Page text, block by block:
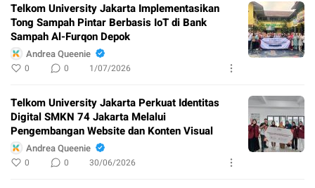
Telkom University Jakarta Implementasikan
Tong Sampah Pintar Berbasis IoT di Bank
Sampah Al-Furqon Depok
Andrea Queenie
0 0 1/07/2026
Telkom University Jakarta Perkuat Identitas
Digital SMKN 74 Jakarta Melalui
Pengembangan Website dan Konten Visual
Andrea Queenie
0 0 30/06/2026